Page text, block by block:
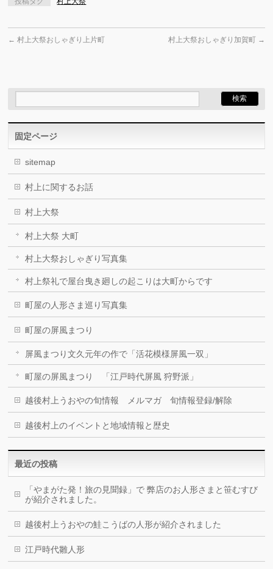
← 村上大祭おしゃぎり上片町 村上大祭おしゃぎり加賀町 →
固定ページ
sitemap
村上に関するお話
村上大祭
村上大祭 大町
村上大祭おしゃぎり写真集
村上祭礼で屋台曳き廻しの起こりは大町からです
町屋の人形さま巡り写真集
町屋の屏風まつり
屏風まつり文久元年の作で「活花模様屏風一双」
町屋の屏風まつり 「江戸時代屏風 狩野派」
越後村上うおやの旬情報 メルマガ 旬情報登録/解除
越後村上のイベントと地域情報と歴史
最近の投稿
「やまがた発！旅の見聞録」で 弊店のお人形さまと笹むすび
が紹介されました。
越後村上うおやの鮭こうばの人形が紹介されました
江戸時代雛人形